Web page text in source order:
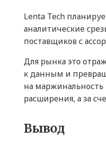
Lenta Tech
аналитические
поставщиков с
Для рынка это
к данным и
на маржинальность
расширения, а за
Вывод